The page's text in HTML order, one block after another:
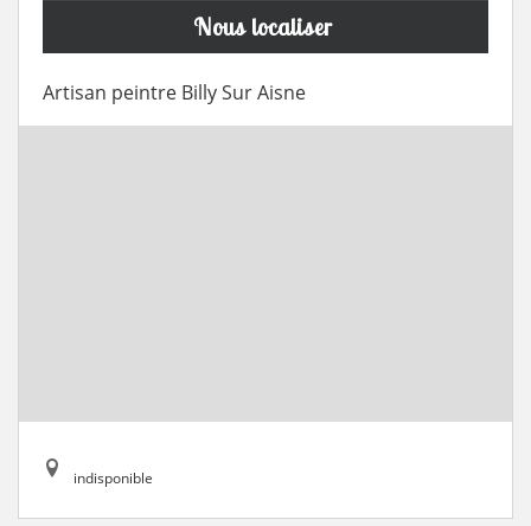
Nous localiser
Artisan peintre Billy Sur Aisne
indisponible